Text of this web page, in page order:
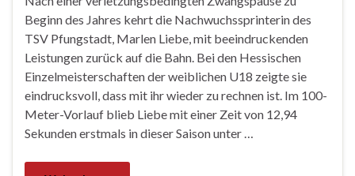
Beginn des Jahres kehrt die Nachwuchssprinterin des
TSV Pfungstadt, Marlen Liebe, mit beeindruckenden
Leistungen zurück auf die Bahn. Bei den Hessischen
Einzelmeisterschaften der weiblichen U18 zeigte sie
eindrucksvoll, dass mit ihr wieder zu rechnen ist. Im 100-
Meter-Vorlauf blieb Liebe mit einer Zeit von 12,94
Sekunden erstmals in dieser Saison unter …